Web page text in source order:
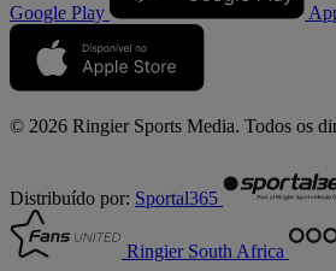
Google Play
© 2026 Ringier Sports Media. Todos os
Distribuído por: Sportal365
Ringier South Africa